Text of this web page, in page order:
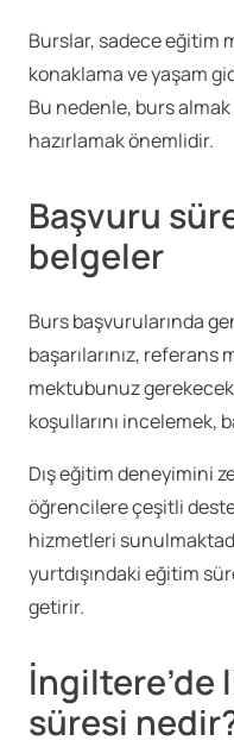
Burslar, sadece eğitim
konaklama ve yaşam
Bu nedenle, burs
hazırlamak önemlidir.
Başvuru
belgeler
Burs başvurularında
başarılarınız, referans
mektubunuz
koşullarını incelemek,
Dış eğitim deneyimini
öğrencilere çeşitli
hizmetleri
yurtdışındaki eğitim
getirir.
süresi